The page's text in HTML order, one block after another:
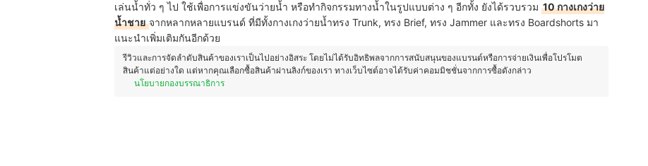
เล่นน้ำทั่ว ๆ ไป ใช้เพื่อการแข่งขันว่ายน้ำ หรือทำกิจกรรมทางน้ำในรูปแบบต่าง ๆ อีกทั้ง ยังได้รวบรวม 10 กางเกงว่าย
น้ำชายจากหลากหลายแบรนด์ ที่มีทั้งกางเกงว่ายน้ำทรง Trunk, ทรง Brief, ทรง Jammer และทรง Boardshorts มา
แนะนำเพิ่มเติมกันอีกด้วย
รีวิวและการจัดลำดับสินค้าของเราเป็นไปอย่างอิสระ โดยไม่ได้รับอิทธิพลจากการสนับสนุนของแบรนด์หรือการจ่ายเงินเพื่อโปรโมต
สินค้าแต่อย่างใด แต่หากคุณเลือกซื้อสินค้าผ่านลิงก์ของเรา ทางเว็บไซต์อาจได้รับค่าคอมมิชชั่นจากการซื้อดังกล่าว
นโยบายกองบรรณาธิการ